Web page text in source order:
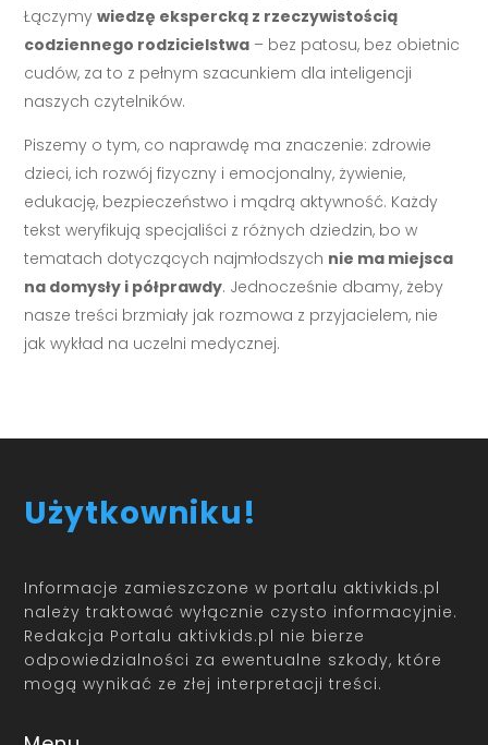
Łączymywiedzę ekspercką z rzeczywistością
codziennego rodzicielstwa – bez patosu, bez obietnic
cudów, za to z pełnym szacunkiem dla inteligencji
naszych czytelników.
Piszemy o tym, co naprawdę ma znaczenie: zdrowie
dzieci, ich rozwój fizyczny i emocjonalny, żywienie,
edukację, bezpieczeństwo i mądrą aktywność. Każdy
tekst weryfikują specjaliści z różnych dziedzin, bo w
tematach dotyczących najmłodszych nie ma miejsca
na domysły i półprawdy. Jednocześnie dbamy, żeby
nasze treści brzmiały jak rozmowa z przyjacielem, nie
jak wykład na uczelni medycznej.
Użytkowniku!
Informacje zamieszczone w portalu aktivkids.pl
należy traktować wyłącznie czysto informacyjnie.
Redakcja Portalu aktivkids.pl nie bierze
odpowiedzialności za ewentualne szkody, które
mogą wynikać ze złej interpretacji treści.